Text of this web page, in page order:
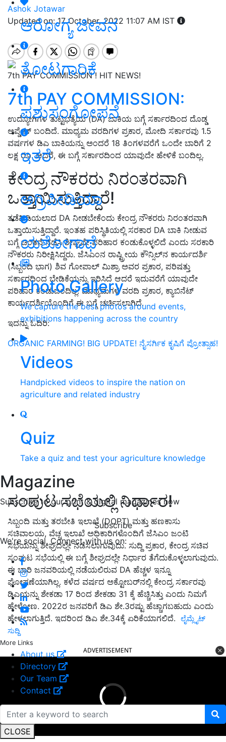
ಆರೋಗ್ಯ ಜೀವನ
ತೋಟಗಾರಿಕೆ
ಪಶುಸಂಗೋಪನೆ
ಇತರೆ
ಅಗ್ರಿಪೀಡಿಯಾ
ಯಶೋಗಾಥೆ
Photo Gallery
We capture the best photos around events,
exhibitions happening across the country
Videos
Handpicked videos to inspire the nation on
agriculture and related industry
Quiz
Take a quiz and test your agriculture knowledge
Magazine
Subscribe to our print & digital magazines now
Subscribe
We're social. Connect with us on:
More Links
About us
Directory
Our Team
Contact
CLOSE
Ashok Jotawar
Updated on: 17 October, 2022 11:07 AM IST
7th PAY COMMISSION ! HIT NEWS!
7th PAY COMMISSION:
ಉದ್ಯೋಗಿಗಳ ತುಟ್ಟಿಭತ್ಯೆಯ (DA) ಬಾಕಿಯ ಬಗ್ಗೆ ಸರ್ಕಾರದಿಂದ ದೊಡ್ಡ
ಅಪ್ಡೇಟ್ ಬಂದಿದೆ. ಮಾಧ್ಯಮ ವರದಿಗಳ ಪ್ರಕಾರ, ಮೋದಿ ಸರ್ಕಾರವು 1.5
ವರ್ಷಗಳ ಡಿಎ ಬಾಕಿಯನ್ನು ಅಂದರೆ 18 ತಿಂಗಳವರೆಗೆ ಒಂದೇ ಬಾರಿಗೆ 2
ಲಕ್ಷ ರೂ. ಆದರೆ, ಈ ಬಗ್ಗೆ ಸರ್ಕಾರದಿಂದ ಯಾವುದೇ ಹೇಳಿಕೆ ಬಂದಿಲ್ಲ.
ಕೇಂದ್ರ ನೌಕರರು ನಿರಂತರವಾಗಿ
ಒತ್ತಾಯಿಸುತ್ತಿದ್ದಾರೆ!
ತಡೆಹಿಡಿಯಲಾದ DA ನೀಡಬೇಕೆಂದು ಕೇಂದ್ರ ನೌಕರರು ನಿರಂತರವಾಗಿ
ಒತ್ತಾಯಿಸುತ್ತಿದ್ದಾರೆ. ಇಂತಹ ಪರಿಸ್ಥಿತಿಯಲ್ಲಿ ಸರಕಾರ DA ಬಾಕಿ ನೀಡುವ
ಬಗ್ಗೆ ಚಿಂತನೆ ನಡೆಸಿ ಶೀಘ್ರವೇ ಪರಿಹಾರ ಕಂಡುಕೊಳ್ಳಲಿದೆ ಎಂದು ಸರಕಾರಿ
ನೌಕರರು ನಿರೀಕ್ಷಿಸಿದ್ದರು. ಜೆಸಿಎಂನ ರಾಷ್ಟ್ರೀಯ ಕೌನ್ಸಿಲ್‌ನ ಕಾರ್ಯದರ್ಶಿ
(ಸಿಬ್ಬಂದಿ ಭಾಗ) ಶಿವ ಗೋಪಾಲ್ ಮಿಶ್ರಾ ಅವರ ಪ್ರಕಾರ, ಪರಿಷತ್ತು
ಸರ್ಕಾರದಿಂದ ಬೇಡಿಕೆಯನ್ನು ಇರಿಸಿದೆ ಆದರೆ ಇದುವರೆಗೆ ಯಾವುದೇ
ಪರಿಹಾರ ಕಂಡುಬಂದಿಲ್ಲ. ಮಾಧ್ಯಮಗಳ ವರದಿ ಪ್ರಕಾರ, ಕ್ಯಾಬಿನೆಟ್
ಕಾರ್ಯದರ್ಶಿಯೊಂದಿಗೆ ಈ ಬಗ್ಗೆ ಚರ್ಚಿಸಲಾಗಿದೆ.
ಇದನ್ನು ಓದಿರಿ:
ORGANIC FARMING! BIG UPDATE! ನೈಸರ್ಗಿಕ ಕೃಷಿಗೆ ಪ್ರೋತ್ಸಾಹ!
ಸಂಪುಟ ಸಭೆಯಲ್ಲಿ ನಿರ್ಧಾರ!
ಸಿಬ್ಬಂದಿ ಮತ್ತು ತರಬೇತಿ ಇಲಾಖೆ (DOPT) ಮತ್ತು ಹಣಕಾಸು
ಸಚಿವಾಲಯ, ವೆಚ್ಚ ಇಲಾಖೆ ಅಧಿಕಾರಿಗಳೊಂದಿಗೆ ಜೆಸಿಎಂ ಜಂಟಿ
ಸಭೆಯನ್ನು ಶೀಘ್ರದಲ್ಲೇ ನಡೆಸಲಾಗುವುದು. ಸುದ್ದಿ ಪ್ರಕಾರ, ಕೇಂದ್ರ ಸಚಿವ
ಸಂಪುಟ ಸಭೆಯಲ್ಲಿ ಈ ಬಗ್ಗೆ ಶೀಘ್ರದಲ್ಲೇ ನಿರ್ಧಾರ ತೆಗೆದುಕೊಳ್ಳಲಾಗುವುದು.
ಈ ಬಾರಿ ಜನವರಿಯಲ್ಲಿ ನಡೆಯಲಿರುವ DA ಹೆಚ್ಚಳ ಇನ್ನೂ
ಘೋಷಣೆಯಾಗಿಲ್ಲ. ಕಳೆದ ವರ್ಷದ ಅಕ್ಟೋಬರ್‌ನಲ್ಲಿ ಕೇಂದ್ರ ಸರ್ಕಾರವು
ಡಿಎಯನ್ನು ಶೇಕಡಾ 17 ರಿಂದ ಶೇಕಡಾ 31 ಕ್ಕೆ ಹೆಚ್ಚಿಸಿತ್ತು ಎಂದು ನಿಮಗೆ
ಹೇಳೋಣ. 2022ರ ಜನವರಿಗೆ ಡಿಎ ಶೇ.3ರಷ್ಟು ಹೆಚ್ಚಾಗಬಹುದು ಎಂದು
ಹೇಳಲಾಗುತ್ತಿದೆ. ಇದರಿಂದ ಡಿಎ ಶೇ.34ಕ್ಕೆ ಏರಿಕೆಯಾಗಲಿದೆ. ಲೈಮ್ಲೈಟ್
ಸುದ್ದಿ
ADVERTISEMENT